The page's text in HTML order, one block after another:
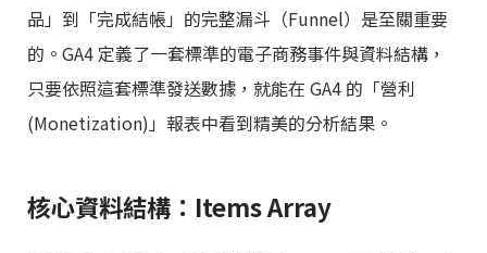
品」到「完成結帳」的完整漏斗（Funnel）是至關重要
的。GA4 定義了一套標準的電子商務事件與資料結構，
只要依照這套標準發送數據，就能在 GA4 的「營利
(Monetization)」報表中看到精美的分析結果。
核心資料結構：Items Array